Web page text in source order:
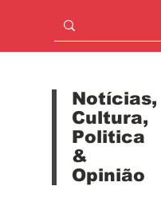
Notícias,
Cultura,
Politica
&
Opinião